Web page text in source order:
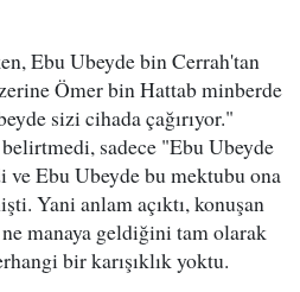
Ebu Ubeyde bin Cerrah'tan
Ömer bin Hattab minberde
sizi cihada çağırıyor."
sadece "Ebu Ubeyde
ve Ebu Ubeyde bu mektubu ona
Yani anlam açıktı, konuşan
manaya geldiğini tam olarak
bir karışıklık yoktu.